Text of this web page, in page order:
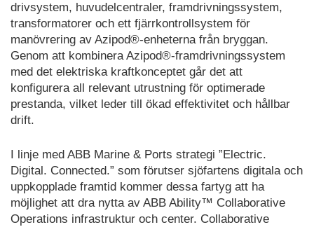
drivsystem, huvudelcentraler, framdrivningssystem,
transformatorer och ett fjärrkontrollsystem för
manövrering av Azipod®-enheterna från bryggan.
Genom att kombinera Azipod®-framdrivningssystem
med det elektriska kraftkonceptet går det att
konfigurera all relevant utrustning för optimerade
prestanda, vilket leder till ökad effektivitet och hållbar
drift.
I linje med ABB Marine & Ports strategi ”Electric.
Digital. Connected.” som förutser sjöfartens digitala och
uppkopplade framtid kommer dessa fartyg att ha
möjlighet att dra nytta av ABB Ability™ Collaborative
Operations infrastruktur och center. Collaborative